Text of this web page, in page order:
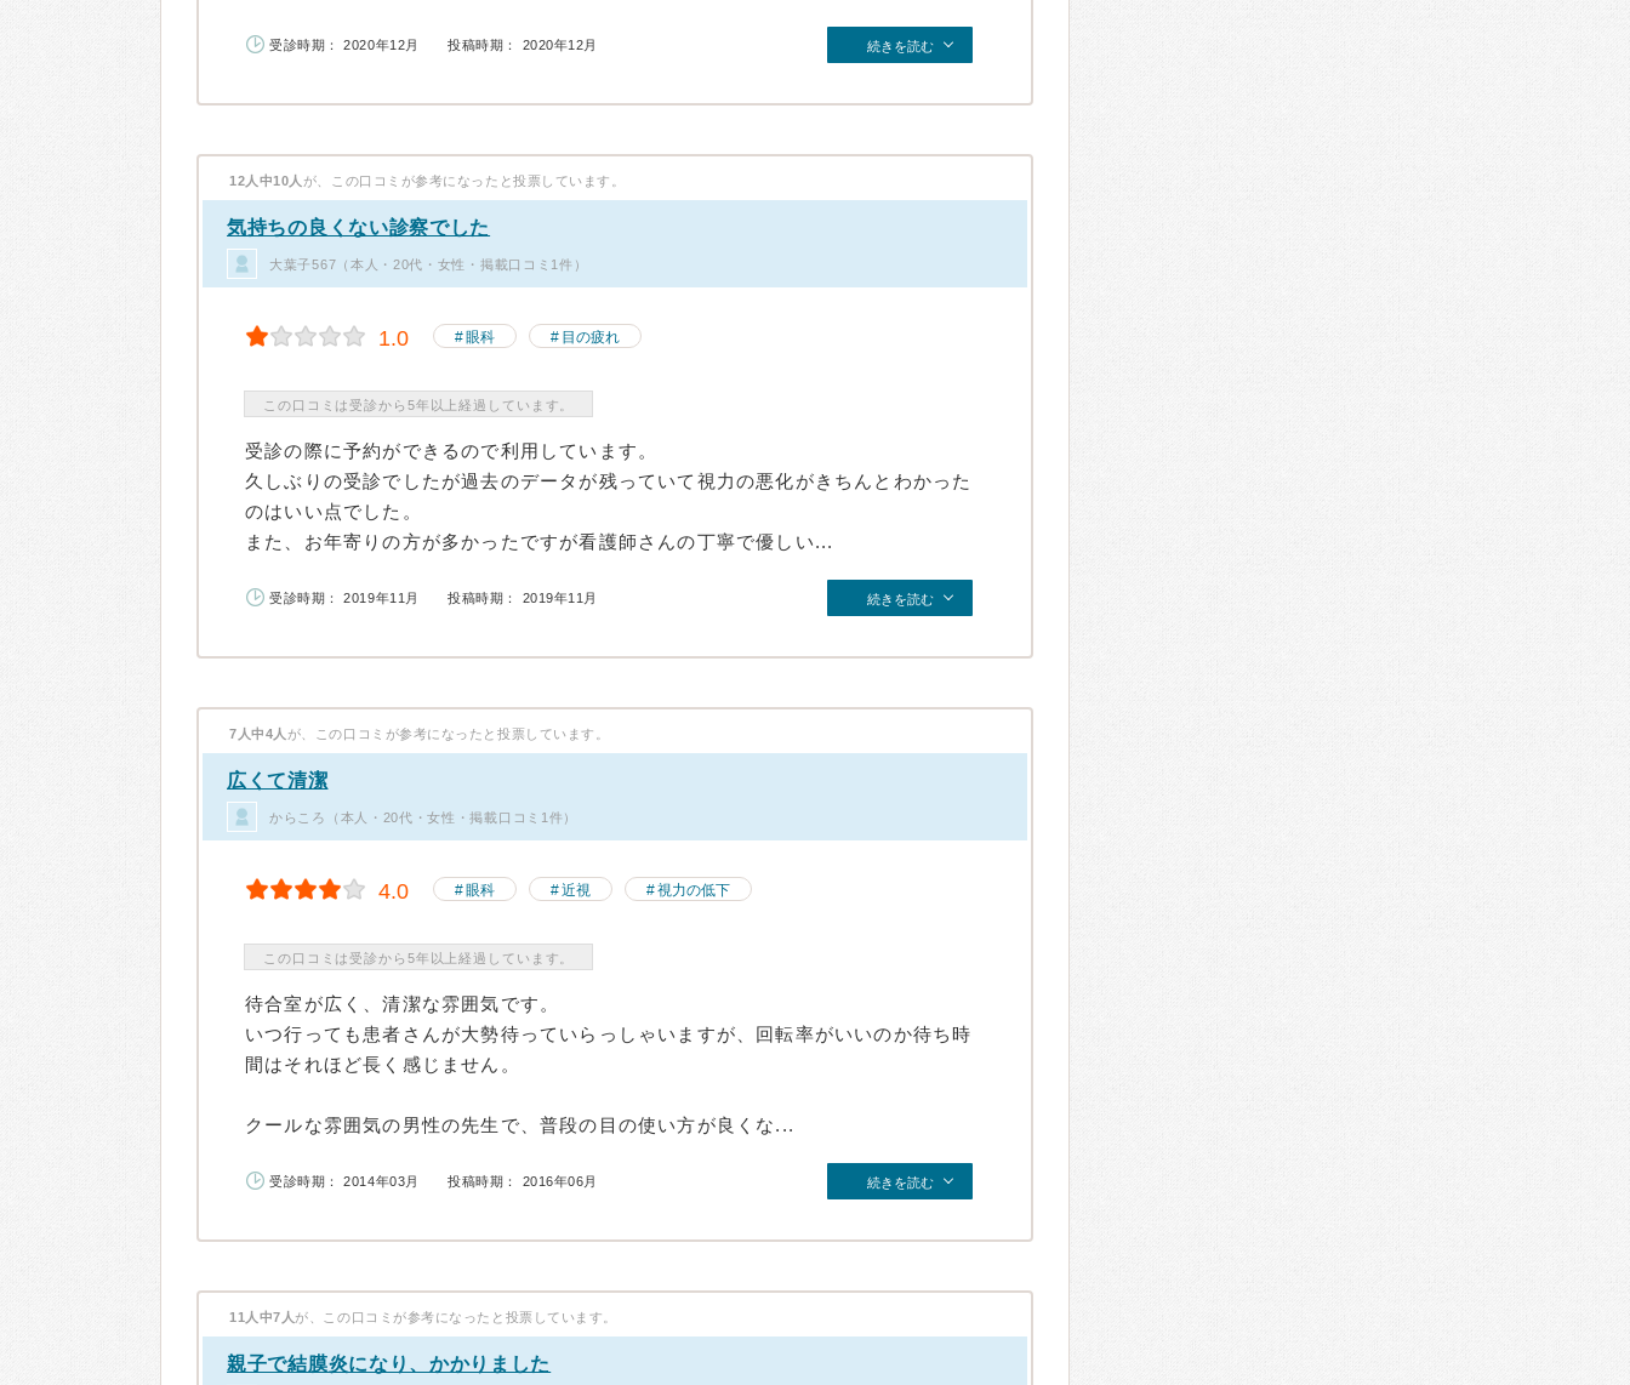
受診時期： 2020年12月 投稿時期： 2020年12月 続きを読む
12人中10人 が、この口コミが参考になったと投票しています。
気持ちの良くない診察でした
大葉子567（本人・20代・女性・掲載口コミ1件）
1.0 眼科 目の疲れ
この口コミは受診から5年以上経過しています。
受診の際に予約ができるので利用しています。
久しぶりの受診でしたが過去のデータが残っていて視力の悪化がきちんとわかった
のはいい点でした。
また、お年寄りの方が多かったですが看護師さんの丁寧で優しい...
受診時期： 2019年11月 投稿時期： 2019年11月 続きを読む
7人中4人 が、この口コミが参考になったと投票しています。
広くて清潔
からころ（本人・20代・女性・掲載口コミ1件）
4.0 眼科 近視 視力の低下
この口コミは受診から5年以上経過しています。
待合室が広く、清潔な雰囲気です。
いつ行っても患者さんが大勢待っていらっしゃいますが、回転率がいいのか待ち時
間はそれほど長く感じません。
クールな雰囲気の男性の先生で、普段の目の使い方が良くな...
受診時期： 2014年03月 投稿時期： 2016年06月 続きを読む
11人中7人 が、この口コミが参考になったと投票しています。
親子で結膜炎になり、かかりました